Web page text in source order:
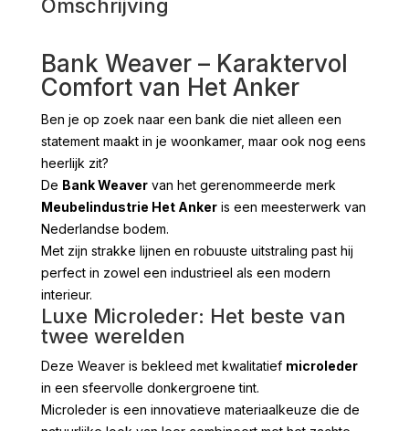
Omschrijving
Bank Weaver – Karaktervol
Comfort van Het Anker
Ben je op zoek naar een bank die niet alleen een
statement maakt in je woonkamer, maar ook nog eens
heerlijk zit?
De Bank Weavervan het gerenommeerde merk
Meubelindustrie Het Ankeris een meesterwerk van
Nederlandse bodem.
Met zijn strakke lijnen en robuuste uitstraling past hij
perfect in zowel een industrieel als een modern
interieur.
Luxe Microleder: Het beste van
twee werelden
Deze Weaver is bekleed met kwalitatief microleder
in een sfeervolle donkergroene tint.
Microleder is een innovatieve materiaalkeuze die de